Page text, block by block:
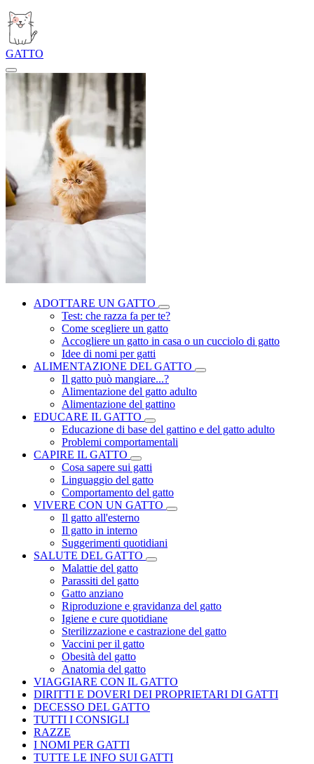
GATTO
ADOTTARE UN GATTO
Test: che razza fa per te?
Come scegliere un gatto
Accogliere un gatto in casa o un cucciolo di gatto
Idee di nomi per gatti
ALIMENTAZIONE DEL GATTO
Il gatto può mangiare...?
Alimentazione del gatto adulto
Alimentazione del gattino
EDUCARE IL GATTO
Educazione di base del gattino e del gatto adulto
Problemi comportamentali
CAPIRE IL GATTO
Cosa sapere sui gatti
Linguaggio del gatto
Comportamento del gatto
VIVERE CON UN GATTO
Il gatto all'esterno
Il gatto in interno
Suggerimenti quotidiani
SALUTE DEL GATTO
Malattie del gatto
Parassiti del gatto
Gatto anziano
Riproduzione e gravidanza del gatto
Igiene e cure quotidiane
Sterilizzazione e castrazione del gatto
Vaccini per il gatto
Obesità del gatto
Anatomia del gatto
VIAGGIARE CON IL GATTO
DIRITTI E DOVERI DEI PROPRIETARI DI GATTI
DECESSO DEL GATTO
TUTTI I CONSIGLI
RAZZE
I NOMI PER GATTI
TUTTE LE INFO SUI GATTI